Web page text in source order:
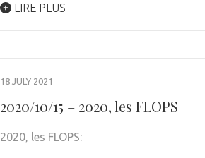
LIRE PLUS
18 JULY 2021
2020/10/15 – 2020, les FLOPS
2020, les FLOPS: